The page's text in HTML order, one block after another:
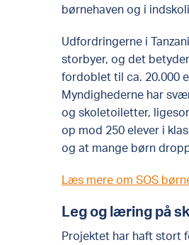
børnehaven og i
Udfordringerne i
storbyer, og det
fordoblet til ca. 20.000
Myndighederne har
og skoletoiletter,
op mod 250 elever i
og at mange børn
Læs mere om SOS
Leg og læring på
Projektet har haft stort